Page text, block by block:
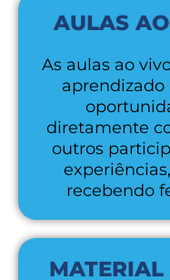
AULAS
As aulas ao
aprendizado
diretamente
outros
recebendo
MATERIAL